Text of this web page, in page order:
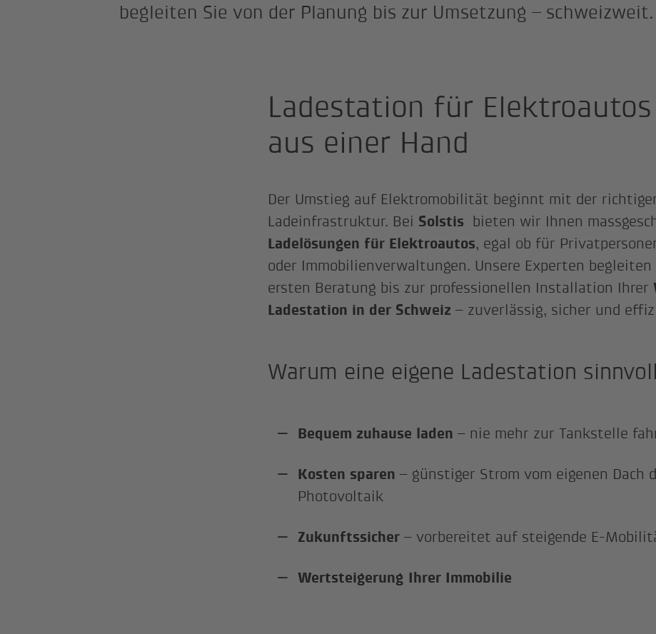
begleiten Sie von der Planung bis zur Umsetzung – schweizweit.
Ladestation für Elektroautos
aus einer Hand
Der Umstieg auf Elektromobilität beginnt mit der
Ladeinfrastruktur. Bei Solstis bieten wir Ihnen
Ladelösungen für Elektroautos, egal ob für
oder Immobilienverwaltungen. Unsere Experten begleiten
ersten Beratung bis zur professionellen Installation Ihrer
Ladestation in der Schweiz – zuverlässig, sicher und
Warum eine eigene Ladestation
Bequem zuhause laden – nie mehr zur Tankstelle
Kosten sparen – günstiger Strom vom eigenen Dach
Photovoltaik
Zukunftssicher– vorbereitet auf steigende E-
Wertsteigerung Ihrer Immobilie